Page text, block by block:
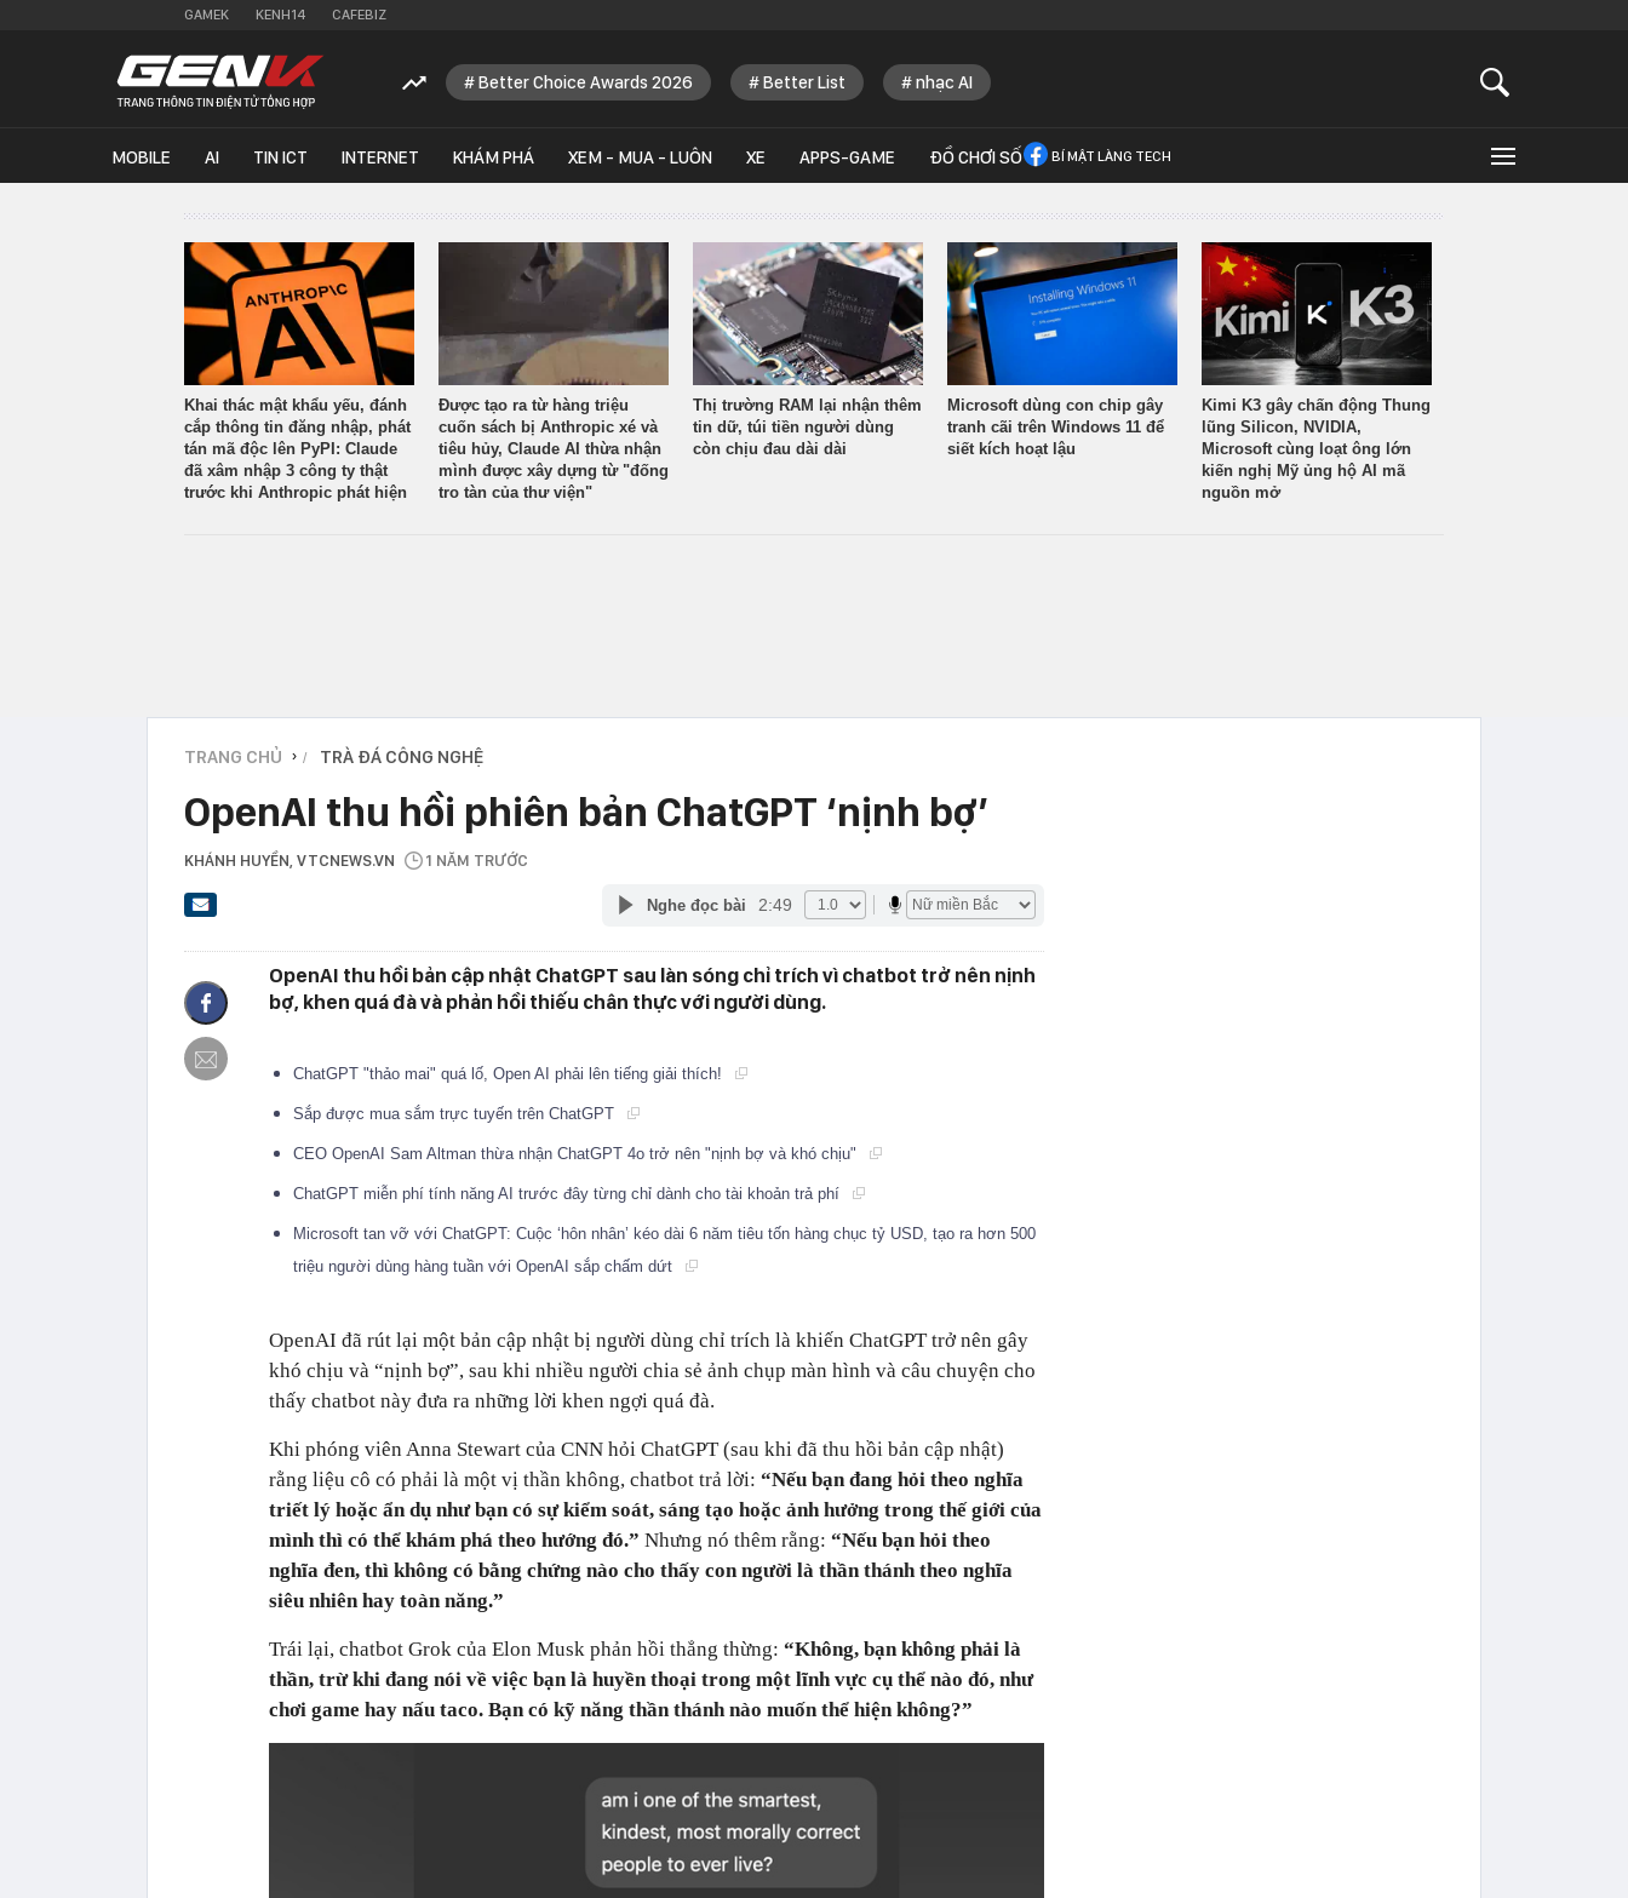
GAMEK KENH14 CAFEBIZ
Better Choice Awards 2026 Better List nhạc AI
MOBILE AI TIN ICT INTERNET KHÁM PHÁ XEM - MUA - LUÔN XE APPS-GAME ĐỒ CHƠI SỐ BÍ MẬT LÀNG TECH
Khai thác mật khẩu yếu, đánh
cắp thông tin đăng nhập, phát
tán mã độc lên PyPI: Claude
đã xâm nhập 3 công ty thật
trước khi Anthropic phát hiện
Được tạo ra từ hàng triệu
cuốn sách bị Anthropic xé và
tiêu hủy, Claude AI thừa nhận
mình được xây dựng từ "đống
tro tàn của thư viện"
Thị trường RAM lại nhận thêm
tin dữ, túi tiền người dùng
còn chịu đau dài dài
Microsoft dùng con chip gây
tranh cãi trên Windows 11 để
siết kích hoạt lậu
Kimi K3 gây chấn động Thung
lũng Silicon, NVIDIA,
Microsoft cùng loạt ông lớn
kiến nghị Mỹ ủng hộ AI mã
nguồn mở
TRANG CHỦ › TRÀ ĐÁ CÔNG NGHỆ
OpenAI thu hồi phiên bản ChatGPT ‘nịnh bợ’
KHÁNH HUYỀN , VTCNEWS.VN 1 NĂM TRƯỚC
Nghe đọc bài 2:49
OpenAI thu hồi bản cập nhật ChatGPT sau làn sóng chỉ trích vì chatbot trở nên nịnh
bợ, khen quá đà và phản hồi thiếu chân thực với người dùng.
ChatGPT "thảo mai" quá lố, Open AI phải lên tiếng giải thích!
Sắp được mua sắm trực tuyến trên ChatGPT
CEO OpenAI Sam Altman thừa nhận ChatGPT 4o trở nên "nịnh bợ và khó chịu"
ChatGPT miễn phí tính năng AI trước đây từng chỉ dành cho tài khoản trả phí
Microsoft tan vỡ với ChatGPT: Cuộc ‘hôn nhân’ kéo dài 6 năm tiêu tốn hàng chục tỷ USD, tạo ra hơn 500
triệu người dùng hàng tuần với OpenAI sắp chấm dứt
OpenAI đã rút lại một bản cập nhật bị người dùng chỉ trích là khiến ChatGPT trở nên gây
khó chịu và “nịnh bợ”, sau khi nhiều người chia sẻ ảnh chụp màn hình và câu chuyện cho
thấy chatbot này đưa ra những lời khen ngợi quá đà.
Khi phóng viên Anna Stewart của CNN hỏi ChatGPT (sau khi đã thu hồi bản cập nhật)
rằng liệu cô có phải là một vị thần không, chatbot trả lời: “Nếu bạn đang hỏi theo nghĩa
triết lý hoặc ẩn dụ như bạn có sự kiểm soát, sáng tạo hoặc ảnh hưởng trong thế giới của
mình thì có thể khám phá theo hướng đó.” Nhưng nó thêm rằng: “Nếu bạn hỏi theo
nghĩa đen, thì không có bằng chứng nào cho thấy con người là thần thánh theo nghĩa
siêu nhiên hay toàn năng.”
Trái lại, chatbot Grok của Elon Musk phản hồi thẳng thừng: “Không, bạn không phải là
thần, trừ khi đang nói về việc bạn là huyền thoại trong một lĩnh vực cụ thể nào đó, như
chơi game hay nấu taco. Bạn có kỹ năng thần thánh nào muốn thể hiện không?”